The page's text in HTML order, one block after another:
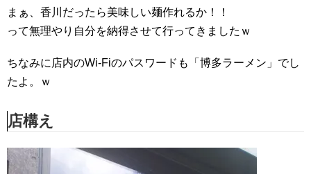
まぁ、香川だったら美味しい麺作れるか！！
って無理やり自分を納得させて行ってきましたｗ
ちなみに店内のWi-Fiのパスワードも「博多ラーメン」でし
たよ。ｗ
店構え